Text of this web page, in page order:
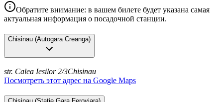
Обратите внимание: в вашем билете будет указана самая
актуальная информация о посадочной станции.
Chisinau (Autogara Creanga)
str. Calea Iesilor 2/3Chisinau
Посмотреть этот адрес на Google Maps